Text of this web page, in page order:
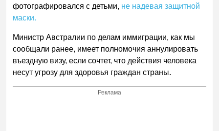
фотографировался с детьми, не надевая защитной
маски.
Министр Австралии по делам иммиграции, как мы
сообщали ранее, имеет полномочия аннулировать
въездную визу, если сочтет, что действия человека
несут угрозу для здоровья граждан страны.
Реклама